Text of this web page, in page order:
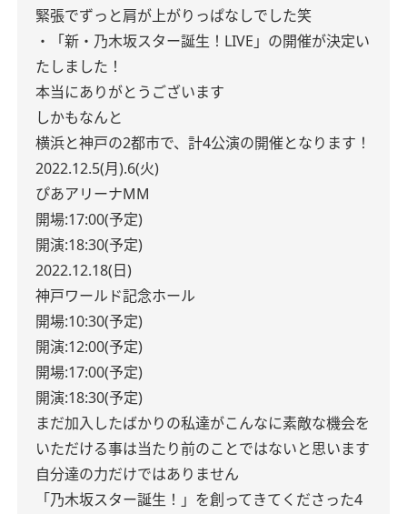
緊張でずっと肩が上がりっぱなしでした笑
・「新・乃木坂スター誕生！LIVE」の開催が決定い
たしました！
本当にありがとうございます
しかもなんと
横浜と神戸の2都市で、計4公演の開催となります！
2022.12.5(月).6(火)
ぴあアリーナMM
開場:17:00(予定)
開演:18:30(予定)
2022.12.18(日)
神戸ワールド記念ホール
開場:10:30(予定)
開演:12:00(予定)
開場:17:00(予定)
開演:18:30(予定)
まだ加入したばかりの私達がこんなに素敵な機会を
いただける事は当たり前のことではないと思います
自分達の力だけではありません
「乃木坂スター誕生！」を創ってきてくださった4